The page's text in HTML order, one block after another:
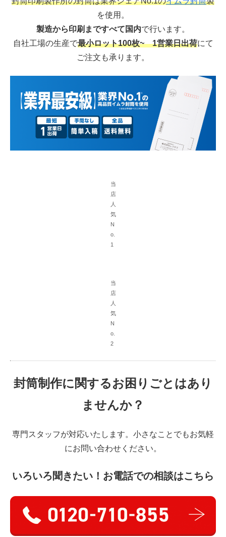
を使用。
製造から印刷まですべて国内で行います。
自社工場の生産で最小ロット100枚~ 1営業日出荷にて
ご注文も承ります。
当
店
人
気
N
o.
1
当
店
人
気
N
o.
2
封筒制作に関するお困りごとはあり
ませんか？
専門スタッフが対応いたします。小さなことでもお気軽
にお問い合わせください。
いろいろ聞きたい！お電話での相談はこちら